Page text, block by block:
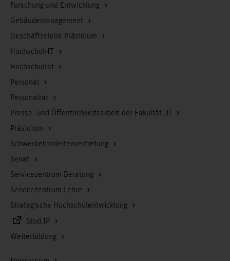
Forschung und Entwicklung
Gebäudemanagement
Geschäftsstelle Präsidium
Hochschul-IT
Hochschulrat
Personal
Personalrat
Presse- und Öffentlichkeitsarbeit der Fakultät III
Präsidium
Schwerbehindertenvertretung
Senat
Servicezentrum Beratung
Servicezentrum Lehre
Strategische Hochschulentwicklung
Stud.IP
Weiterbildung